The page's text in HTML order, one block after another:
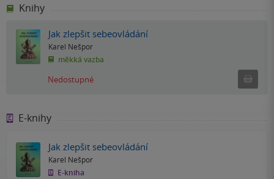
Knihy
Jak zlepšit sebeovládání
Karel Nešpor
měkká vazba
Nedostupné
E-knihy
Jak zlepšit sebeovládání
Karel Nešpor
E-kniha